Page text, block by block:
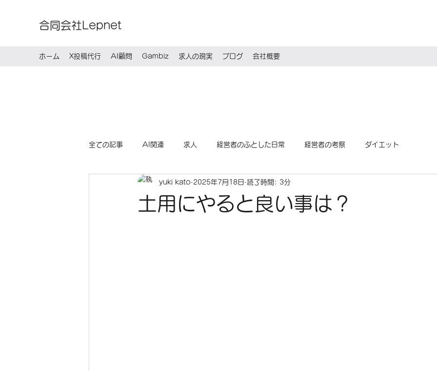
合同会社Lepnet
ホーム X投稿代行 AI顧問 Gambiz 求人の現実 ブログ 会社概要
全ての記事 AI関連 求人 経営者のふとした日常 経営者の考察 ダイエット
土用にやると良い事は？
yuki kato 2025年7月18日 読了時間: 3分